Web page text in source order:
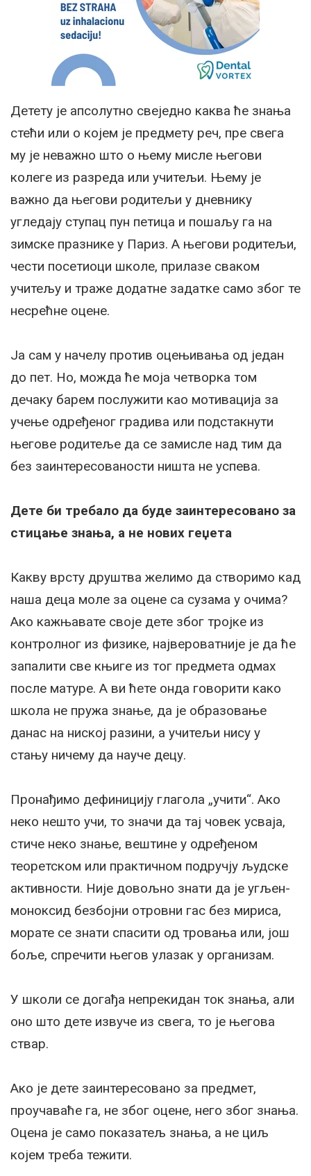
Детету је апсолутно свеједно каква ће знања
стећи или о којем је предмету реч, пре свега
му је неважно што о њему мисле његови
колеге из разреда или учитељи. Њему је
важно да његови родитељи у дневнику
угледају ступац пун петица и пошаљу га на
зимске празнике у Париз. А његови родитељи,
чести посетиоци школе, прилазе сваком
учитељу и траже додатне задатке само због те
несрећне оцене.
Ја сам у начелу против оцењивања од један
до пет. Но, можда ће моја четворка том
дечаку барем послужити као мотивација за
учење одређеног градива или подстакнути
његове родитеље да се замисле над тим да
без заинтересованости ништа не успева.
Дете би требало да буде заинтересовано за
стицање знања, а не нових геџета
Какву врсту друштва желимо да створимо кад
наша деца моле за оцене са сузама у очима?
Ако кажњавате своје дете због тројке из
контролног из физике, највероватније је да ће
запалити све књиге из тог предмета одмах
после матуре. А ви ћете онда говорити како
школа не пружа знање, да је образовање
данас на ниској разини, а учитељи нису у
стању ничему да науче децу.
Пронађимо дефиницију глагола „учити“. Ако
неко нешто учи, то значи да тај човек усваја,
стиче неко знање, вештине у одређеном
теоретском или практичном подручју људске
активности. Није довољно знати да је угљен-
моноксид безбојни отровни гас без мириса,
морате се знати спасити од тровања или, још
боље, спречити његов улазак у организам.
У школи се догађа непрекидан ток знања, али
оно што дете извуче из свега, то је његова
ствар.
Ако је дете заинтересовано за предмет,
проучаваће га, не због оцене, него због знања.
Оцена је само показатељ знања, а не циљ
којем треба тежити.